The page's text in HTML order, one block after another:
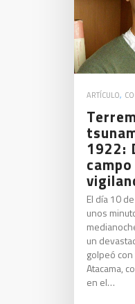
ARTÍCULO,
1922:
El día 10
unos
un
golpeó
Atacama,
en el…